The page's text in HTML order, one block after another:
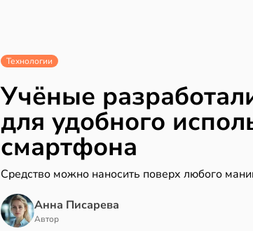
Технологии
Учёные
для удобного
смартфона
Средство можно наносить поверх любого
Анна Писарева
Автор